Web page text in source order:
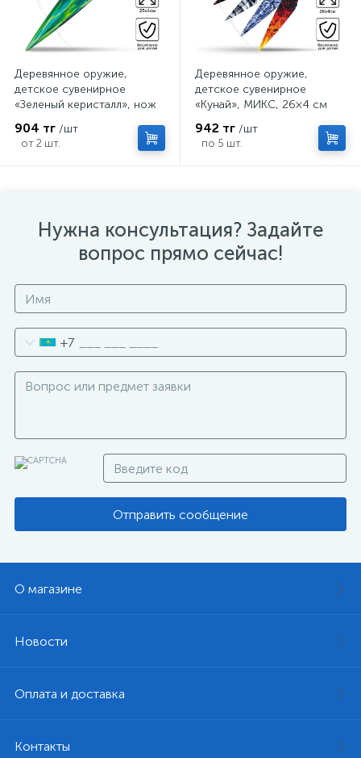
Деревянное оружие,
детское сувенирное
«Зеленый керисталл», нож
904 тг /шт
от 2 шт.
Деревянное оружие,
детское сувенирное
«Кунай», МИКС, 26×4 см
942 тг /шт
по 5 шт.
Нужна консультация? Задайте
вопрос прямо сейчас!
+7
Отправить сообщение
О магазине
Новости
Оплата и доставка
Контакты